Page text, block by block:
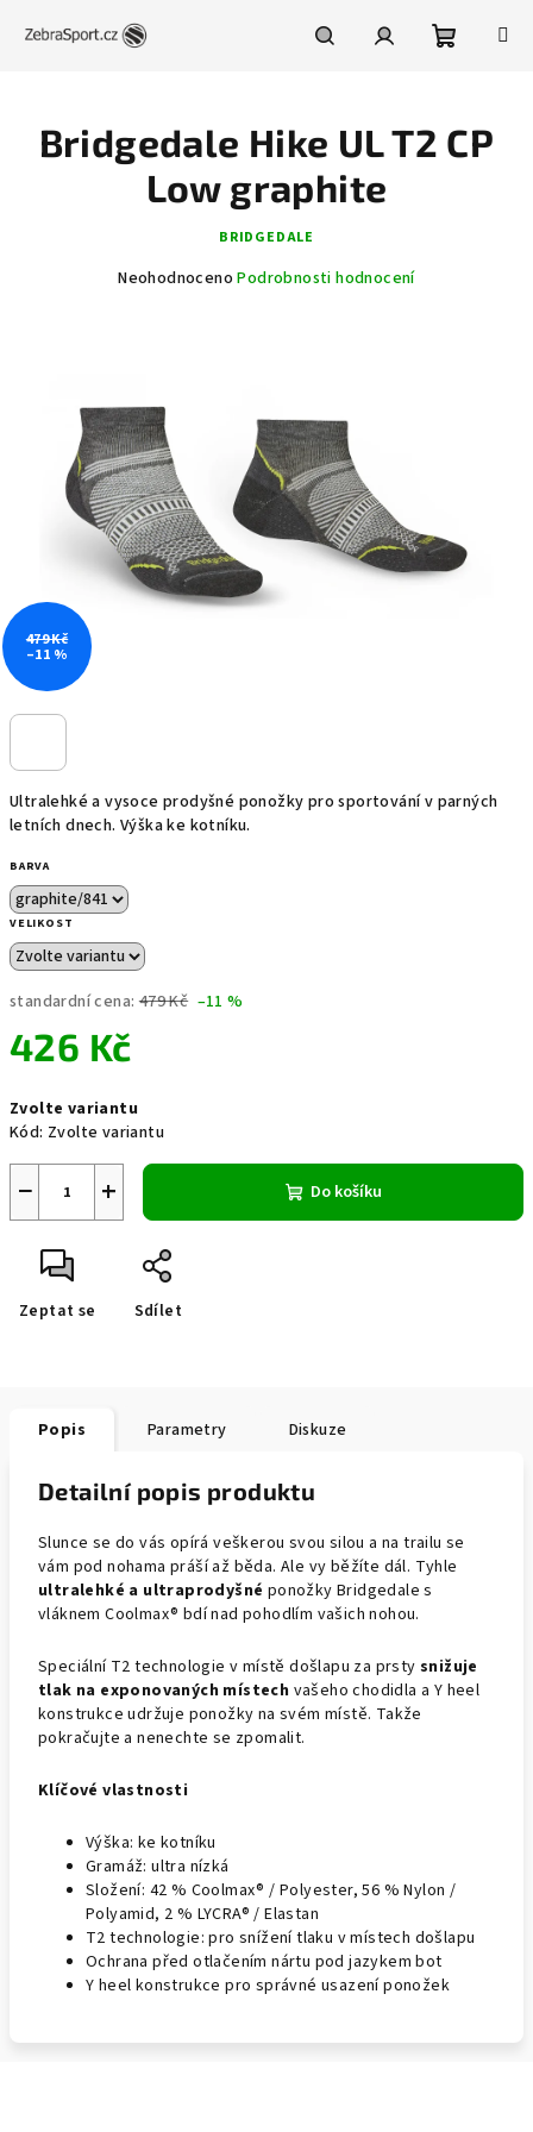
košík
Ultralehké a vysoce prodyšné ponožky pro sportování v parných
letních dnech. Výška ke kotníku.
BARVA
VELIKOST
standardní cena: 479 Kč –11 %
426 Kč
cena:
Zvolte variantu
Kód: Zvolte variantu
+
− Do košíku
Zeptat se Sdílet
Bridgedale Hike UL T2 CP
Low graphite
BRIDGEDALE
Průměrné
5
hvězdiček.
Neohodnoceno Podrobnosti hodnocení
479 Kč
–11 %
Popis Parametry Diskuze
Detailní popis produktu
Slunce se do vás opírá veškerou svou silou a na trailu se
vám pod nohama práší až běda. Ale vy běžíte dál. Tyhle
ultralehké a ultraprodyšné ponožky Bridgedale s
vláknem Coolmax® bdí nad pohodlím vašich nohou.
Speciální T2 technologie v místě došlapu za prsty snižuje
tlak na exponovaných místech vašeho chodidla a Y heel
konstrukce udržuje ponožky na svém místě. Takže
pokračujte a nenechte se zpomalit.
Klíčové vlastnosti
Výška: ke kotníku
Gramáž: ultra nízká
Složení: 42 % Coolmax® / Polyester, 56 % Nylon /
Polyamid, 2 % LYCRA® / Elastan
T2 technologie: pro snížení tlaku v místech došlapu
Ochrana před otlačením nártu pod jazykem bot
Y heel konstrukce pro správné usazení ponožek